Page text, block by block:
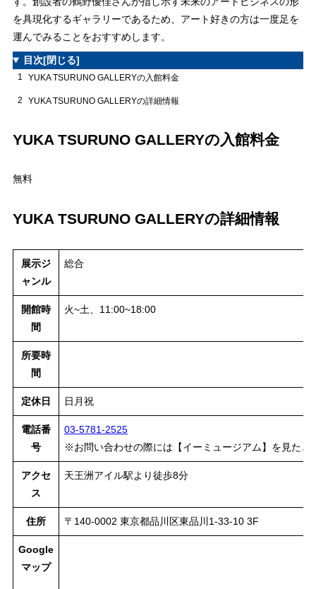
を具現化するギャラリーであるため、アート好きの方は一度足を
運んでみることをおすすめします。
目次[閉じる]
1 YUKA TSURUNO GALLERYの入館料金
2 YUKA TSURUNO GALLERYの詳細情報
YUKA TSURUNO GALLERYの入館料金
無料
YUKA TSURUNO GALLERYの詳細情報
展示ジ
ャンル
総合
開館時
間
火~土、11:00~18:00
所要時
間
定休日 日月祝
電話番
号
03-5781-2525
※お問い合わせの際には【イーミュージアム】を見たと
アクセ
ス
天王洲アイル駅より徒歩8分
住所 〒140-0002 東京都品川区東品川1-33-10 3F
Google
マップ